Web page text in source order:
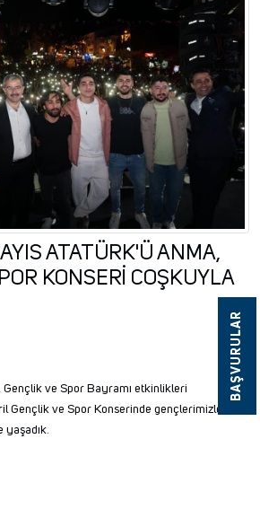
BAŞVURULAR
ATATÜRK'Ü ANMA,
KONSERİ COŞKUYLA
Gençlik ve Spor Bayramı etkinlikleri
Gençlik ve Spor Konserinde gençlerimizle
yaşadık.